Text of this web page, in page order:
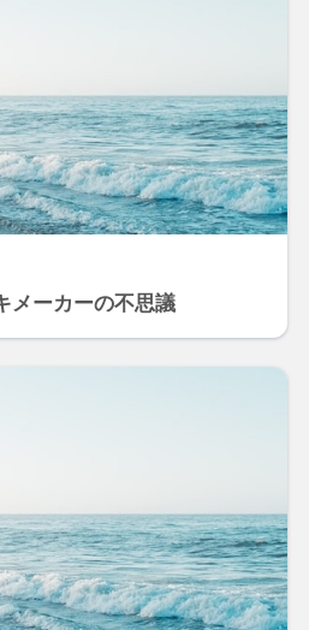
メーカーの不思議